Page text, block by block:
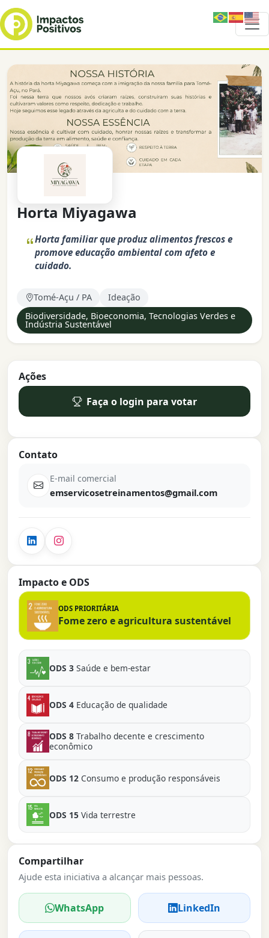
Horta Miyagawa
Horta familiar que produz alimentos frescos e
promove educação ambiental com afeto e
cuidado.
Tomé-Açu / PA
Ideação
Biodiversidade, Bioeconomia, Tecnologias Verdes e
Indústria Sustentável
Ações
Faça o login para votar
Contato
E-mail comercial
emservicosetreinamentos@gmail.com
Impacto e ODS
ODS PRIORITÁRIA
Fome zero e agricultura sustentável
ODS 3Saúde e bem-estar
ODS 4Educação de qualidade
ODS 8Trabalho decente e crescimento
econômico
ODS 12Consumo e produção responsáveis
ODS 15Vida terrestre
Compartilhar
Ajude esta iniciativa a alcançar mais pessoas.
WhatsApp LinkedIn